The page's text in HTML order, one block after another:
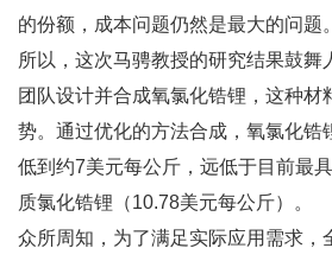
的份额，成本问题仍然是最大的问题。
所以，这次马骋教授的研究结果鼓舞
团队设计并合成氧氯化锆锂，这种材
势。通过优化的方法合成，氧氯化锆
低到约7美元每公斤，远低于目前最
质氯化锆锂（10.78美元每公斤）。
众所周知，为了满足实际应用需求，